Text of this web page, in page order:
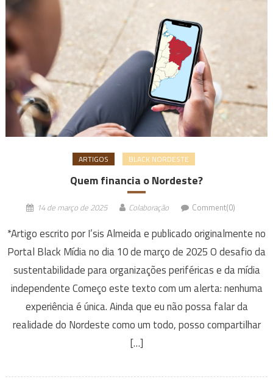
ARTIGOS BLACK NORDESTE
Quem financia o Nordeste?
14 de março de 2025 Colaboração Comment(0)
*Artigo escrito por I’sis Almeida e publicado originalmente no
Portal Black Mídia no dia 10 de março de 2025 O desafio da
sustentabilidade para organizações periféricas e da mídia
independente Começo este texto com um alerta: nenhuma
experiência é única. Ainda que eu não possa falar da
realidade do Nordeste como um todo, posso compartilhar
[…]